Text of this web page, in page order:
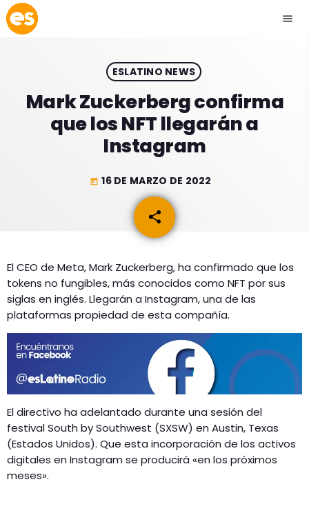
menu
play_arrow EMISIÓN LA PAZ
EMISIÓN COCHABAMBA
ACTUALIDAD
ESPECTÁCULOS
GEEKERS
MÚSICA
ENTRETENIMIENTO
PROGRAMACIÓN
INICIO
RADIO SPLENDID
CONTACTO
ESLATINO NEWS
Mark Zuckerberg confirma
que los NFT llegarán a
Instagram
today 16 DE MARZO DE 2022
share
email
El CEO de Meta, Mark Zuckerberg, ha confirmado que los
tokens no fungibles, más conocidos como NFT por sus
siglas en inglés. Llegarán a Instagram, una de las
plataformas propiedad de esta compañía.
El directivo ha adelantado durante una sesión del
festival South by Southwest (SXSW) en Austin, Texas
(Estados Unidos). Que esta incorporación de los activos
digitales en Instagram se producirá «en los próximos
meses».